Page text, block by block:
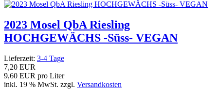
2023 Mosel QbA Riesling
HOCHGEWÄCHS -Süss- VEGAN
Lieferzeit: 3-4 Tage
7,20 EUR
9,60 EUR pro Liter
inkl. 19 % MwSt. zzgl. Versandkosten